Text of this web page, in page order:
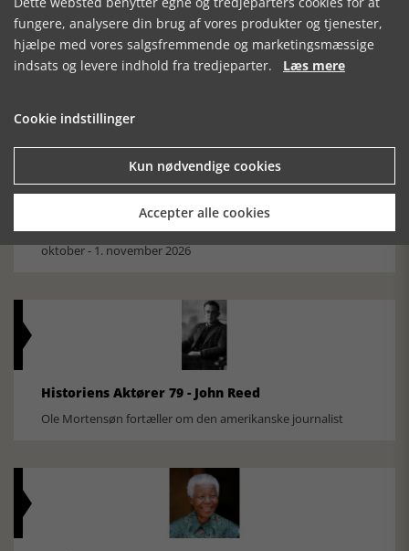
Mosefolket
Den største samling af moselig i verden på Museum
Silkeborg Hovedgården
Historisk festival i Faaborg
FOBURGH Faaborg Internationale Historie Festival 2026 30.
oktober - 1. november 2026
Historiens Aktører 79 - John Reed
Ole Mortensøn fortæller om den amerikanske journalist
fungere, analysere din brug af vores produkter og tjenester,
hjælpe med vores salgsfremmende og marketingsmæssige
indsats og levere indhold fra tredjeparter. Læs mere
Cookie indstillinger
Kun nødvendige cookies
Accepter alle cookies